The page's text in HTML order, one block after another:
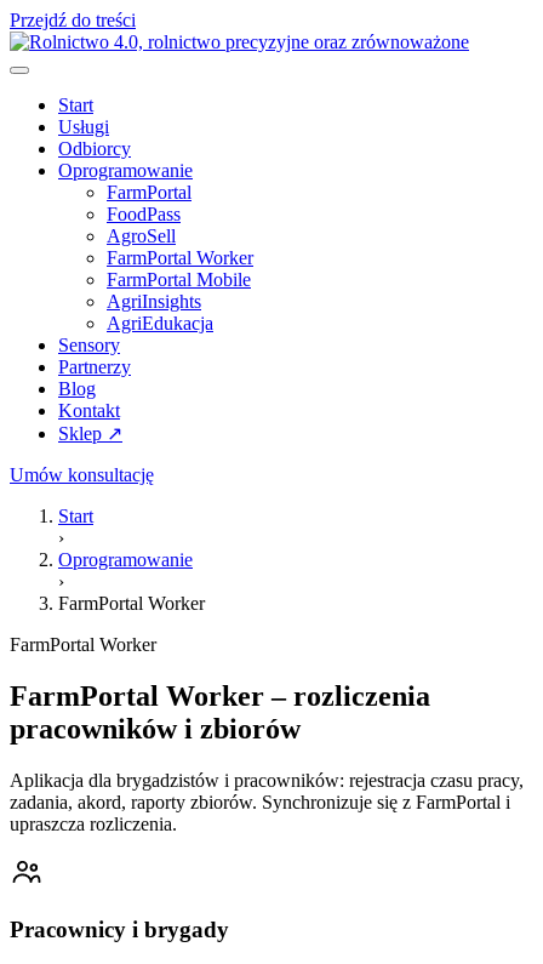
Przejdź do treści
Start
Usługi
Odbiorcy
Oprogramowanie
FarmPortal
FoodPass
AgroSell
FarmPortal Worker
FarmPortal Mobile
AgriInsights
AgriEdukacja
Sensory
Partnerzy
Blog
Kontakt
Sklep ↗
Umów konsultację
Start
›
Oprogramowanie
›
FarmPortal Worker
FarmPortal Worker
FarmPortal Worker – rozliczenia
pracowników i zbiorów
Aplikacja dla brygadzistów i pracowników: rejestracja czasu pracy,
zadania, akord, raporty zbiorów. Synchronizuje się z FarmPortal i
upraszcza rozliczenia.
Pracownicy i brygady